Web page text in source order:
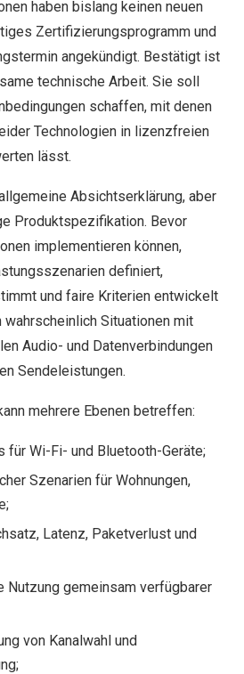
haben bislang keinen neuen
Zertifizierungsprogramm und
angekündigt. Bestätigt ist
technische Arbeit. Sie soll
schaffen, mit denen
Technologien in lizenzfreien
lässt.
Absichtserklärung, aber
Produktspezifikation. Bevor
implementieren können,
definiert,
und faire Kriterien entwickelt
wahrscheinlich Situationen mit
Audio- und Datenverbindungen
Sendeleistungen.
mehrere Ebenen betreffen:
für Wi-Fi- und Bluetooth-Geräte;
Szenarien für Wohnungen,
Latenz, Paketverlust und
Nutzung gemeinsam verfügbarer
von Kanalwahl und